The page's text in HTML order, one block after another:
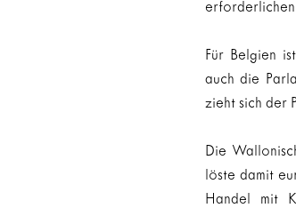
erforderlichen
Für Belgien
auch die
zieht sich der
Die
löste damit
Handel mit